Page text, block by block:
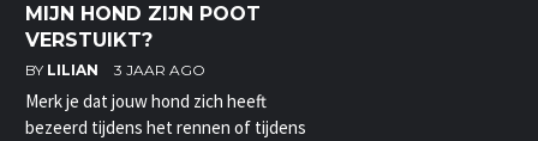
MIJN HOND ZIJN POOT
VERSTUIKT?
BY LILIAN 3 JAAR AGO
Merk je dat jouw hond zich heeft
bezeerd tijdens het rennen of tijdens